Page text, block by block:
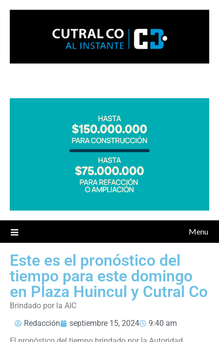
Menu
Este es el pronóstico del
tiempo para este domingo
en Plaza Huincul y Cutral Co
Brindado por la AIC
Redacción
septiembre 15, 2024
9:40 am